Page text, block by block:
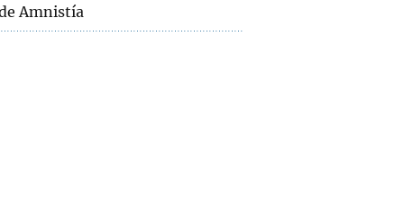
Amnistía